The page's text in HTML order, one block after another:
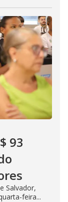
93
Salvador,
feira...